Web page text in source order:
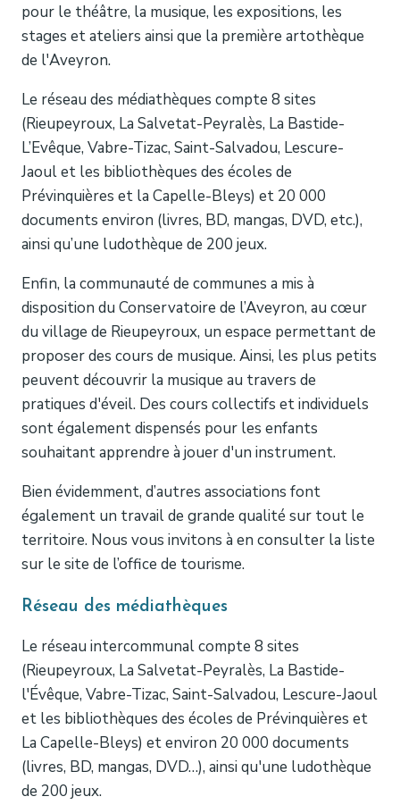
pour le théâtre, la musique, les expositions, les
stages et ateliers ainsi que la première artothèque
de l'Aveyron.
Le réseau des médiathèques compte 8 sites
(Rieupeyroux, La Salvetat-Peyralès, La Bastide-
L’Evêque, Vabre-Tizac, Saint-Salvadou, Lescure-
Jaoul et les bibliothèques des écoles de
Prévinquières et la Capelle-Bleys) et 20 000
documents environ (livres, BD, mangas, DVD, etc.),
ainsi qu’une ludothèque de 200 jeux.
Enfin, la communauté de communes a mis à
disposition du Conservatoire de l’Aveyron, au cœur
du village de Rieupeyroux, un espace permettant de
proposer des cours de musique. Ainsi, les plus petits
peuvent découvrir la musique au travers de
pratiques d'éveil. Des cours collectifs et individuels
sont également dispensés pour les enfants
souhaitant apprendre à jouer d'un instrument.
Bien évidemment, d’autres associations font
également un travail de grande qualité sur tout le
territoire. Nous vous invitons à en consulter la liste
sur le site de l’office de tourisme.
Réseau des médiathèques
Le réseau intercommunal compte 8 sites
(Rieupeyroux, La Salvetat-Peyralès, La Bastide-
l'Évêque, Vabre-Tizac, Saint-Salvadou, Lescure-Jaoul
et les bibliothèques des écoles de Prévinquières et
La Capelle-Bleys) et environ 20 000 documents
(livres, BD, mangas, DVD…), ainsi qu'une ludothèque
de 200 jeux.